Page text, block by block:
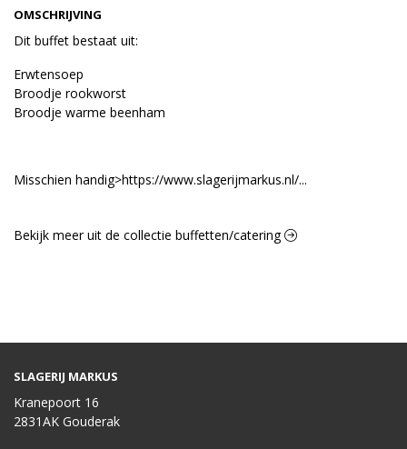
OMSCHRIJVING
Dit buffet bestaat uit:
Erwtensoep
Broodje rookworst
Broodje warme beenham
Misschien handig>https://www.slagerijmarkus.nl/...
Bekijk meer uit de collectie buffetten/catering
SLAGERIJ MARKUS
Kranepoort 16
2831AK Gouderak